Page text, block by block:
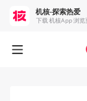
机核-探索热爱
下载 机核App 浏览